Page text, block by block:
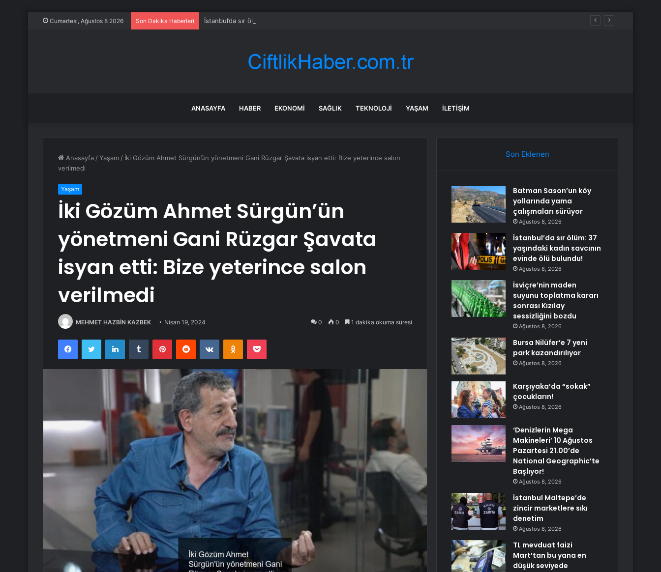
Cumartesi, Ağustos 8 2026 Son Dakika Haberleri İstanbul’da sır ölüm: 37 yaşındaki kadın savcının evinde ölü bulundu!
ANASAYFA HABER EKONOMI SAĞLIK TEKNOLOJI YAŞAM İLETIŞIM
Anasayfa /Yaşam / İki Gözüm Ahmet Sürgün’ün yönetmeni Gani Rüzgar Şavata isyan etti: Bize yeterince salon
verilmedi
Yaşam
İki Gözüm Ahmet Sürgün’ün
yönetmeni Gani Rüzgar Şavata
isyan etti: Bize yeterince salon
verilmedi
MEHMET HAZBİN KAZBEK Nisan 19, 2024 0 0 1 dakika okuma süresi
FacebookTwitter LinkedInTumblr PinterestReddit VKontakteOdnoklassniki
Pocket
Son Eklenen
Batman Sason’un köy
yollarında yama
çalışmaları sürüyor
Ağustos 8, 2026
İstanbul’da sır ölüm: 37
yaşındaki kadın savcının
evinde ölü bulundu!
Ağustos 8, 2026
İsviçre’nin maden
suyunu toplatma kararı
sonrası Kızılay
sessizliğini bozdu
Ağustos 8, 2026
Bursa Nilüfer’e 7 yeni
park kazandırılıyor
Ağustos 8, 2026
Karşıyaka’da “sokak”
çocukların!
Ağustos 8, 2026
‘Denizlerin Mega
Makineleri’ 10 Ağustos
Pazartesi 21.00’de
National Geographic’te
Başlıyor!
Ağustos 8, 2026
İstanbul Maltepe’de
zincir marketlere sıkı
denetim
Ağustos 8, 2026
TL mevduat faizi
Mart’tan bu yana en
düşük seviyede